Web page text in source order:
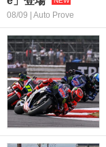
08/09 | Auto Prove